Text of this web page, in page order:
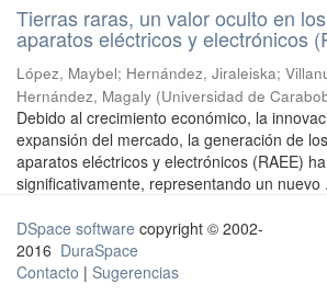
Tierras raras, un valor oculto en
aparatos eléctricos y electrónicos
López, Maybel; Hernández, Jiraleiska;
Hernández, Magaly (Universidad de
Debido al crecimiento económico, la
expansión del mercado, la generación de
aparatos eléctricos y electrónicos (RAEE)
significativamente, representando un nuevo
DSpace software copyright © 2002-
2016 DuraSpace
Contacto | Sugerencias